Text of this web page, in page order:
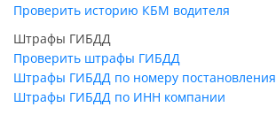
Проверить историю КБМ водителя
Штрафы ГИБДД
Проверить штрафы ГИБДД
Штрафы ГИБДД по номеру постановления
Штрафы ГИБДД по ИНН компании